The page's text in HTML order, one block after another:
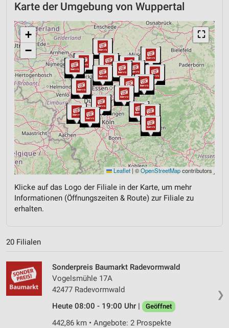
Karte der Umgebung von Wuppertal
⛶
+
−
Leaflet|©OpenStreetMapcontributors
Klicke auf das Logo der Filiale in der Karte, um mehr
Informationen (Öffnungszeiten & Route) zur Filiale zu
erhalten.
20 Filialen
❯
Sonderpreis Baumarkt Radevormwald
Vogelsmühle 17A
42477 Radevormwald
Heute 08:00 - 19:00 Uhr |
Geöffnet
442,86 km • Angebote: 2 Prospekte